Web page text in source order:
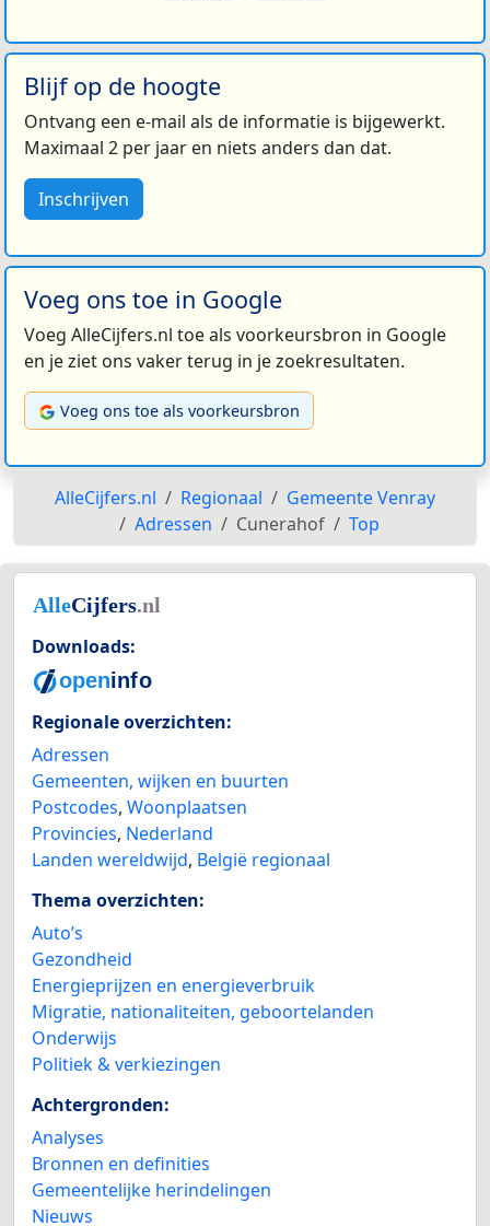
Blijf op de hoogte
Ontvang een e-mail als de informatie is bijgewerkt.
Maximaal 2 per jaar en niets anders dan dat.
Inschrijven
Voeg ons toe in Google
Voeg AlleCijfers.nl toe als voorkeursbron in Google
en je ziet ons vaker terug in je zoekresultaten.
Voeg ons toe als voorkeursbron
AlleCijfers.nl Regionaal
Gemeente Venray
Adressen
Cunerahof Top
Downloads:
Regionale overzichten:
Adressen
Gemeenten, wijken en buurten
Postcodes, Woonplaatsen
Provincies, Nederland
Landen wereldwijd, België regionaal
Thema overzichten:
Auto’s
Gezondheid
Energieprijzen en energieverbruik
Migratie, nationaliteiten, geboortelanden
Onderwijs
Politiek & verkiezingen
Achtergronden:
Analyses
Bronnen en definities
Gemeentelijke herindelingen
Nieuws